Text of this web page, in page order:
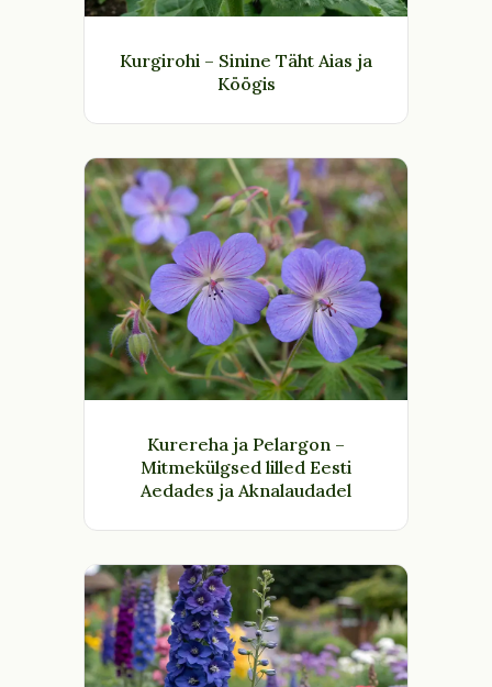
Kurgirohi – Sinine Täht Aias ja
Köögis
Kurereha ja Pelargon –
Mitmekülgsed lilled Eesti
Aedades ja Aknalaudadel